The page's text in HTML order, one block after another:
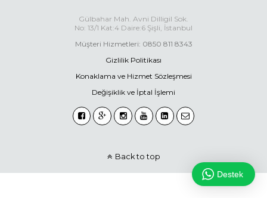
Gülbahar Mah. Avni Dilligil Sok.
No: 13/1 Kat:4 Daire:6 Şişli, İstanbul
Müşteri Hizmetleri: 0850 811 8343
Gizlilik Politikası
Konaklama ve Hizmet Sözleşmesi
Değişiklik ve İptal İşlemi
Back to top
Destek